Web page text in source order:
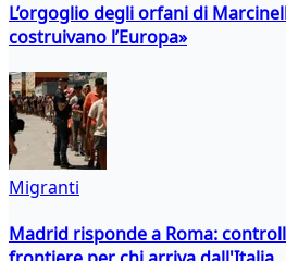
L’orgoglio degli orfani di
costruivano l’Europa»
Migranti
Madrid risponde a Roma: